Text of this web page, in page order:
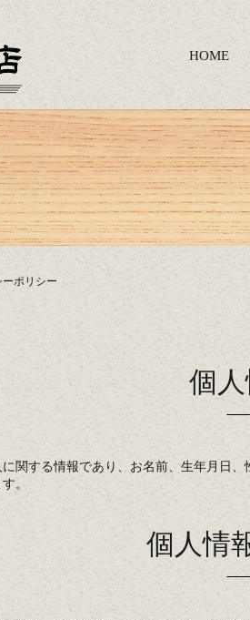
HOME
ポリシー
個
関する情報であり、お名前、生年月日
。
個人情